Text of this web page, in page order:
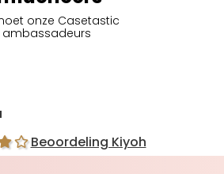
onze Casetastic
ambassadeurs
Beoordeling Kiyoh